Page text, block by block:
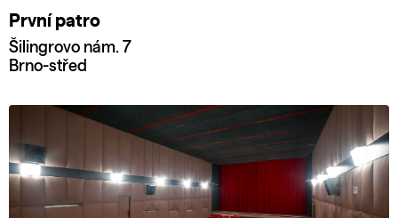
První patro
Šilingrovo nám. 7
Brno-střed